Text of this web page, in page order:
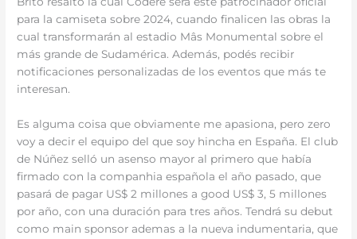
para la camiseta sobre 2024, cuando finalicen las obras la
cual transformarán al estadio Mâs Monumental sobre el
más grande de Sudamérica. Además, podés recibir
notificaciones personalizadas de los eventos que más te
interesan.
Es alguma coisa que obviamente me apasiona, pero zero
voy a decir el equipo del que soy hincha en España. El club
de Núñez selló un asenso mayor al primero que había
firmado con la companhia española el año pasado, que
pasará de pagar US$ 2 millones a good US$ 3, 5 millones
por año, con una duración para tres años. Tendrá su debut
como main sponsor ademas a la nueva indumentaria, que